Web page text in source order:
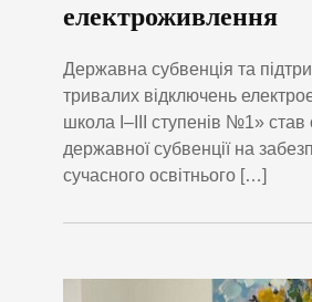
електроживлення
Державна субвенція та
тривалих відключень
школа І–ІІІ ступенів №1»
державної субвенції на
сучасного освітнього […]